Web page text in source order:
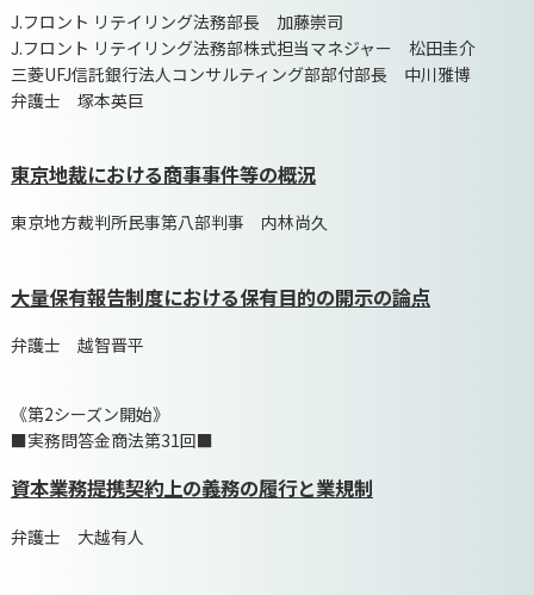
J.フロント リテイリング法務部長 加藤崇司
J.フロント リテイリング法務部株式担当マネジャー 松田圭介
三菱UFJ信託銀行法人コンサルティング部部付部長 中川雅博
弁護士 塚本英巨
東京地裁における商事事件等の概況
東京地方裁判所民事第八部判事 内林尚久
大量保有報告制度における保有目的の開示の論点
弁護士 越智晋平
《第2シーズン開始》
■実務問答金商法第31回■
資本業務提携契約上の義務の履行と業規制
弁護士 大越有人